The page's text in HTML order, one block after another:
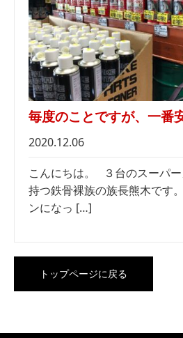
毎度のことですが、一番
2020.12.06
こんにちは。 ３台のスーパー
持つ鉄骨裸族の族長熊木です
ンになっ […]
トップページに戻る